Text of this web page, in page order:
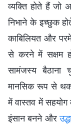
व्यक्ति होते हैं जो
निभाने के इच्छुक
काबिलियत और
से करने में सक्षम
सामंजस्य बैठाना
मानसिक रूप से
में वास्तव में
इंसान बनने और